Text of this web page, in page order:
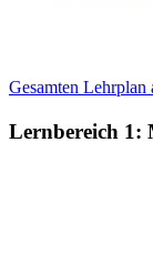
Gesamten Lehrplan
Lernbereich 1: